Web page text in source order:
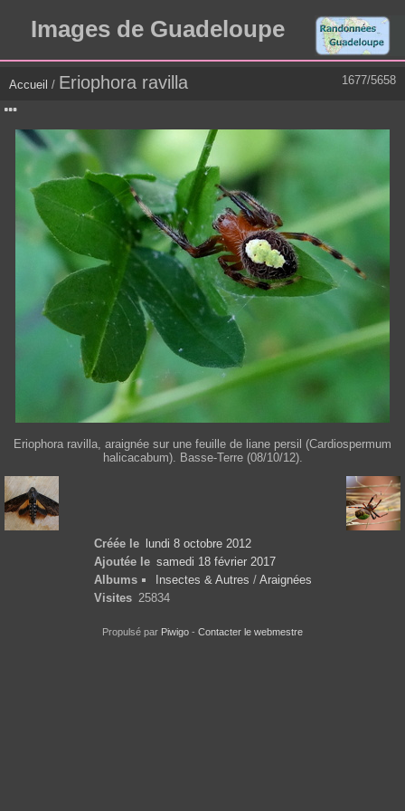
Images de Guadeloupe
1677/5658
Accueil / Eriophora ravilla
Eriophora ravilla, araignée sur une feuille de liane persil (Cardiospermum
halicacabum). Basse-Terre (08/10/12).
Créée le
lundi 8 octobre 2012
Ajoutée le samedi 18 février 2017
Albums
Insectes & Autres / Araignées
Visites 25834
Propulsé par Piwigo - Contacter le webmestre